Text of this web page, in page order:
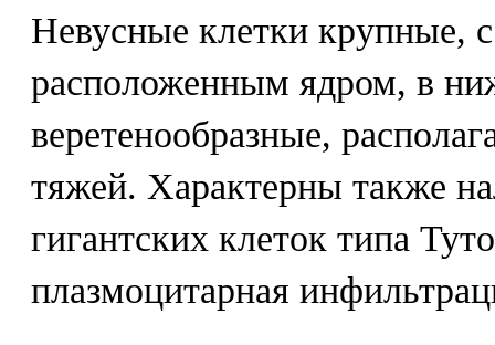
Невусные клетки крупные,
расположенным ядром, в
веретенообразные,
тяжей. Характерны также
гигантских клеток типа
плазмоцитарная